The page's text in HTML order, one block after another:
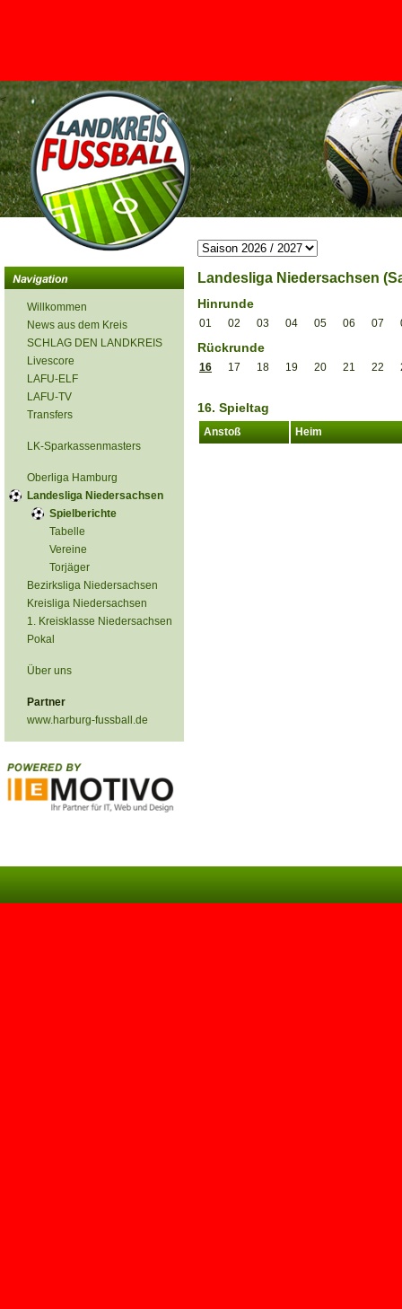
<
Willkommen
News aus dem Kreis
SCHLAG DEN LANDKREIS
Livescore
LAFU-ELF
LAFU-TV
Transfers
LK-Sparkassenmasters
Oberliga Hamburg
Landesliga Niedersachsen
Spielberichte
Tabelle
Vereine
Torjäger
Bezirksliga Niedersachsen
Kreisliga Niedersachsen
1. Kreisklasse Niedersachsen
Pokal
Über uns
Partner
www.harburg-fussball.de
Landesliga Niedersachsen
Hinrunde
01 02 03 04 05 06 07
Rückrunde
16 17 18 19 20 21 22
16. Spieltag
Anstoß Heim